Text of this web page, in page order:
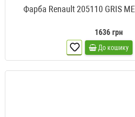
Фарба Renault 205110 GRIS
1636 грн
До кошику